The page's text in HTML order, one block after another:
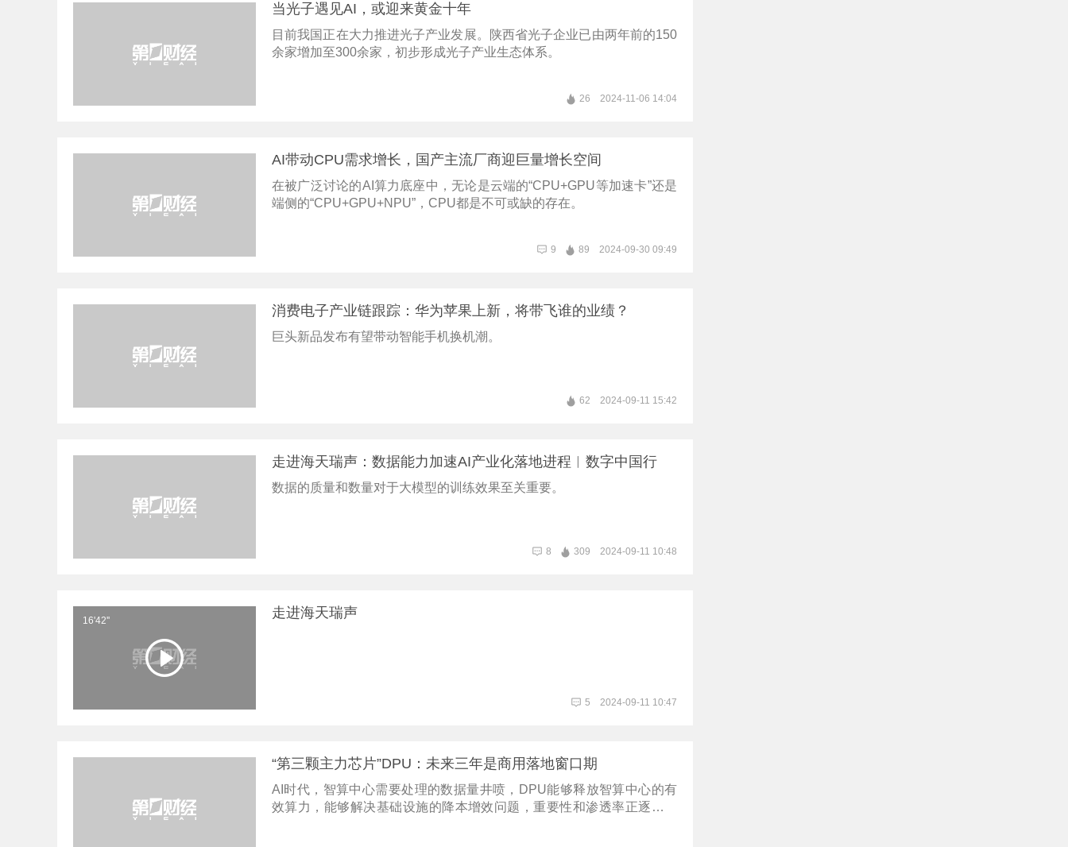
当光子遇见AI，或迎来黄金十年
目前我国正在大力推进光子产业发展。陕西省光子企业已由两年前的150
余家增加至300余家，初步形成光子产业生态体系。
26 2024-11-06 14:04
AI带动CPU需求增长，国产主流厂商迎巨量增长空间
在被广泛讨论的AI算力底座中，无论是云端的“CPU+GPU等加速卡”还是
端侧的“CPU+GPU+NPU”，CPU都是不可或缺的存在。
9 89 2024-09-30 09:49
消费电子产业链跟踪：华为苹果上新，将带飞谁的业绩？
巨头新品发布有望带动智能手机换机潮。
62 2024-09-11 15:42
走进海天瑞声：数据能力加速AI产业化落地进程︱数字中国行
数据的质量和数量对于大模型的训练效果至关重要。
8 309 2024-09-11 10:48
16'42'' 走进海天瑞声
5 2024-09-11 10:47
“第三颗主力芯片”DPU：未来三年是商用落地窗口期
AI时代，智算中心需要处理的数据量井喷，DPU能够释放智算中心的有
效算力，能够解决基础设施的降本增效问题，重要性和渗透率正逐渐提